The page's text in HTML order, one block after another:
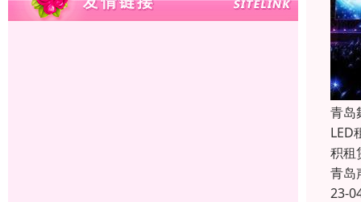
青岛
LED
积租
青岛
23-